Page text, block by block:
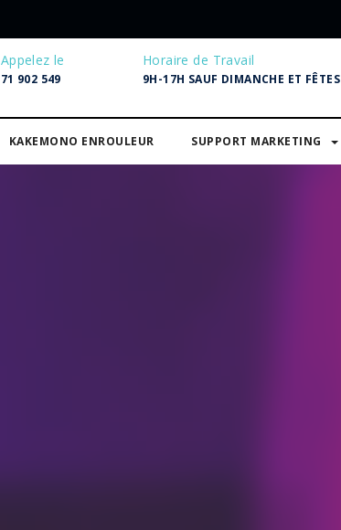
Appelez le
71 902 549
Horaire de Travail
9H-17H SAUF DIMANCHE ET FÊTES
KAKEMONO ENROULEUR SUPPORT MARKETING